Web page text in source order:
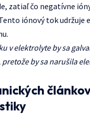
zatiaľ čo negatívne
iónový tok udržuje
v elektrolyte by sa
pretože by sa narušila